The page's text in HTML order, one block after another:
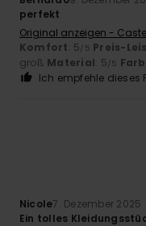
perfekt
Original anzeigen -
Komfort: 5 /5 Preis-
groß Material: 5 /5
Ich empfehle dieses
Nicole7. Dezember 2025
Ein tolles